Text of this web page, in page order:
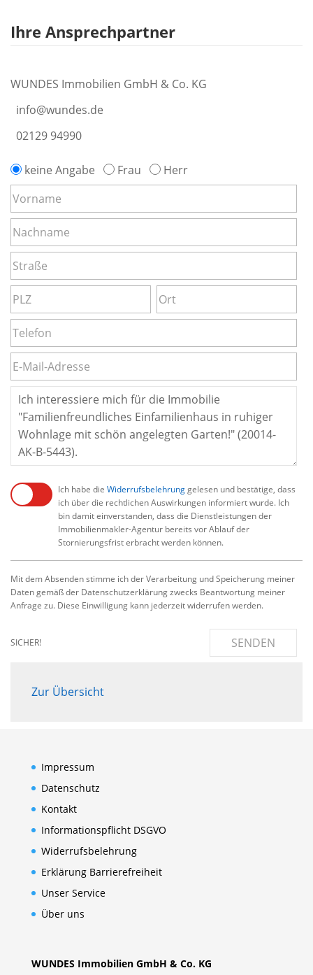
Ihre Ansprechpartner
WUNDES Immobilien GmbH & Co. KG
info@wundes.de
02129 94990
keine Angabe Frau Herr
Ich habe die Widerrufsbelehrunggelesen und bestätige, dass
ich über die rechtlichen Auswirkungen informiert wurde. Ich
bin damit einverstanden, dass die Dienstleistungen der
Immobilienmakler-Agentur bereits vor Ablauf der
Stornierungsfrist erbracht werden können.
Mit dem Absenden stimme ich der Verarbeitung und Speicherung meiner
Daten gemäß der Datenschutzerklärung zwecks Beantwortung meiner
Anfrage zu. Diese Einwilligung kann jederzeit widerrufen werden.
SICHER! SENDEN
Zur Übersicht
Impressum
Datenschutz
Kontakt
Informationspflicht DSGVO
Widerrufsbelehrung
Erklärung Barrierefreiheit
Unser Service
Über uns
WUNDES Immobilien GmbH & Co. KG